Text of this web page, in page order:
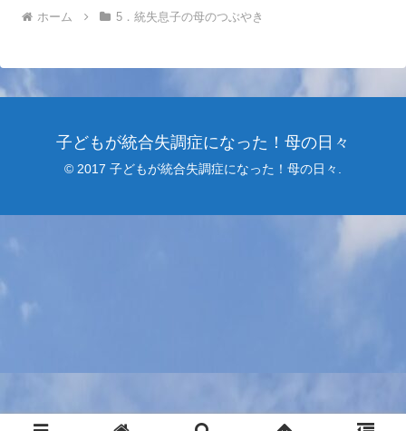
ホーム 5．統失息子の母のつぶやき
子どもが統合失調症になった！母の日々
© 2017 子どもが統合失調症になった！母の日々.